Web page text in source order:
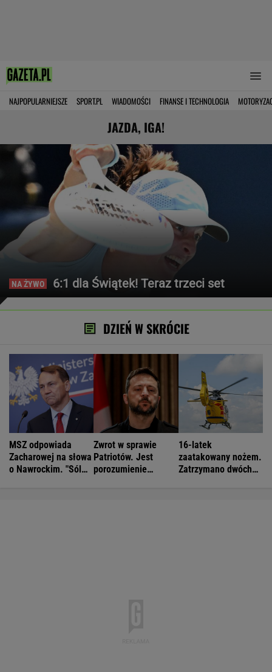
NAJPOPULARNIEJSZE SPORT.PL WIADOMOŚCI FINANSE I TECHNOLOGIA
JAZDA, IGA!
6:1 dla Świątek! Teraz trzeci set
DZIEŃ W SKRÓCIE
MSZ odpowiada
Zacharowej na słowa
o Nawrockim. "Sól
Zwrot w sprawie
Patriotów. Jest
porozumienie
16-latek
zaatakowany nożem.
Zatrzymano dwóch